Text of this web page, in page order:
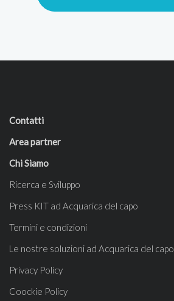
Contatti
Area partner
Chi Siamo
Ricerca e Sviluppo
Press KIT ad Acquarica del capo
Termini e condizioni
Le nostre soluzioni ad Acquarica del capo
Privacy Policy
Coockie Policy